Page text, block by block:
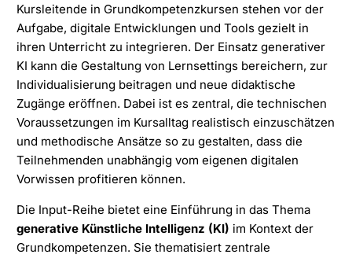
Kursleitende in Grundkompetenzkursen stehen vor der
Aufgabe, digitale Entwicklungen und Tools gezielt in
ihren Unterricht zu integrieren. Der Einsatz generativer
KI kann die Gestaltung von Lernsettings bereichern, zur
Individualisierung beitragen und neue didaktische
Zugänge eröffnen. Dabei ist es zentral, die technischen
Voraussetzungen im Kursalltag realistisch einzuschätzen
und methodische Ansätze so zu gestalten, dass die
Teilnehmenden unabhängig vom eigenen digitalen
Vorwissen profitieren können.
Die Input-Reihe bietet eine Einführung in das Thema
generative Künstliche Intelligenz (KI) im Kontext der
Grundkompetenzen. Sie thematisiert zentrale